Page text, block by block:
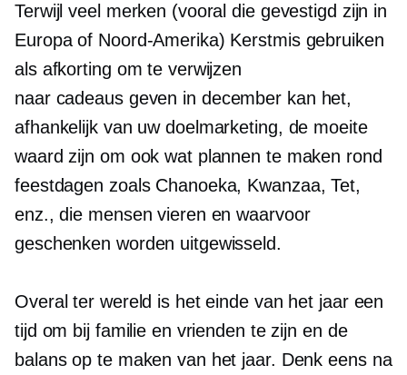
Terwijl veel merken (vooral die gevestigd zijn in
Europa of Noord-Amerika) Kerstmis gebruiken
als afkorting om te verwijzen
naar cadeaus geven in december kan het,
afhankelijk van uw doelmarketing, de moeite
waard zijn om ook wat plannen te maken rond
feestdagen zoals Chanoeka, Kwanzaa, Tet,
enz., die mensen vieren en waarvoor
geschenken worden uitgewisseld.
Overal ter wereld is het einde van het jaar een
tijd om bij familie en vrienden te zijn en de
balans op te maken van het jaar. Denk eens na